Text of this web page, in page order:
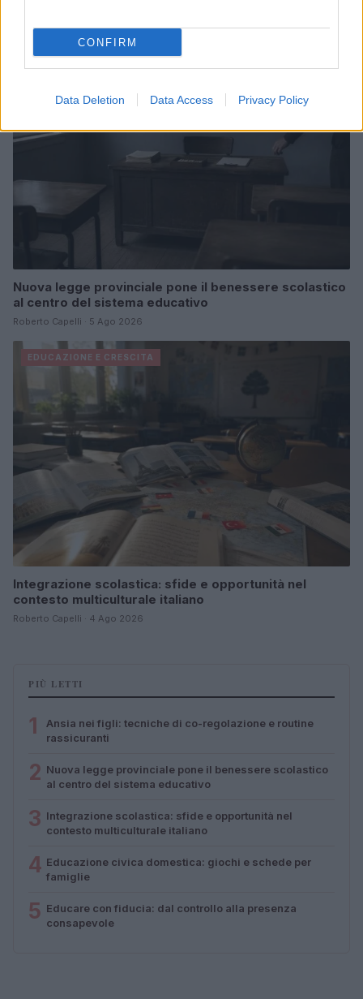
CONFIRM
Data Deletion Data Access Privacy Policy
Beatrice Bonaventura · 7 Ago 2026
Nuova legge provinciale pone il benessere scolastico
al centro del sistema educativo
Roberto Capelli · 5 Ago 2026
EDUCAZIONE E CRESCITA
Integrazione scolastica: sfide e opportunità nel
contesto multiculturale italiano
Roberto Capelli · 4 Ago 2026
PIÙ LETTI
1
Ansia nei figli: tecniche di co-regolazione e routine
rassicuranti
2 Nuova legge provinciale pone il benessere scolastico
al centro del sistema educativo
3 Integrazione scolastica: sfide e opportunità nel
contesto multiculturale italiano
4 Educazione civica domestica: giochi e schede per
famiglie
5 Educare con fiducia: dal controllo alla presenza
consapevole